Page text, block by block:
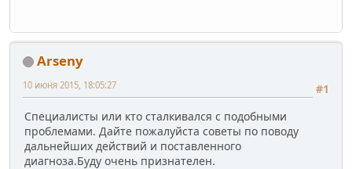
Arseny
#1
10 июня 2015, 18:05:27
Специалисты или кто сталкивался с подобными
проблемами. Дайте пожалуйста советы по поводу
дальнейших действий и поставленного
диагноза.Буду очень признателен.